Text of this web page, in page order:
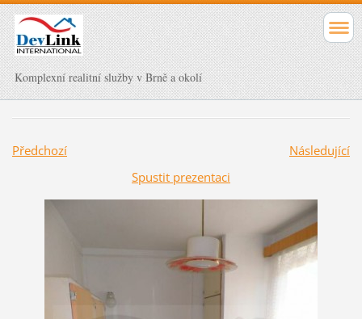
Komplexní realitní služby v Brně a okolí
Předchozí
Následující
Spustit prezentaci